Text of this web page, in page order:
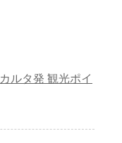
ルタ発 観光ポイ